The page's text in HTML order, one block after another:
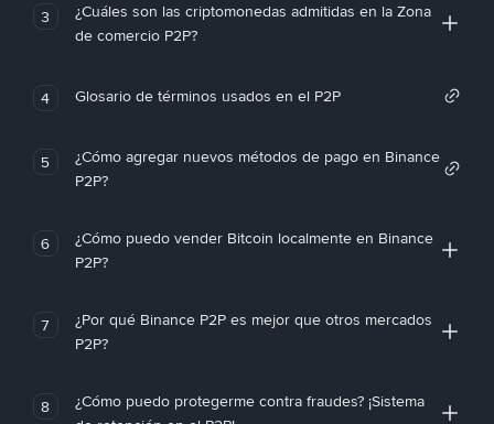
3
¿Cuáles son las criptomonedas admitidas en la Zona
de comercio P2P?
4 Glosario de términos usados en el P2P
5
¿Cómo agregar nuevos métodos de pago en Binance
P2P?
6
¿Cómo puedo vender Bitcoin localmente en Binance
P2P?
7
¿Por qué Binance P2P es mejor que otros mercados
P2P?
8
¿Cómo puedo protegerme contra fraudes? ¡Sistema